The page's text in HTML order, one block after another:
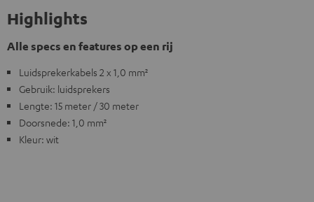
Highlights
Alle specs en features op een rij
Luidsprekerkabels 2 x 1,0 mm²
Gebruik: luidsprekers
Lengte: 15 meter / 30 meter
Doorsnede: 1,0 mm²
Kleur: wit